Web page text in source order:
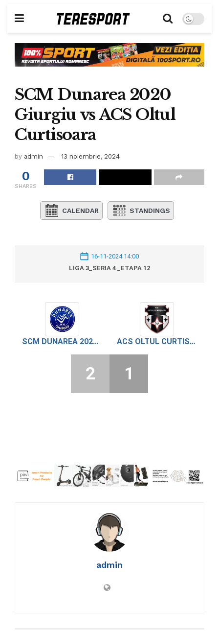
SCM Dunarea 2020
Giurgiu vs ACS Oltul
Curtisoara
by admin 13 noiembrie, 2024
0
SHARES
CALENDAR STANDINGS
16-11-2024 14:00
LIGA 3_SERIA 4 _ETAPA 12
SCM DUNAREA 2020 GIURGIU ACS OLTUL CURTISOARA
2 1
admin